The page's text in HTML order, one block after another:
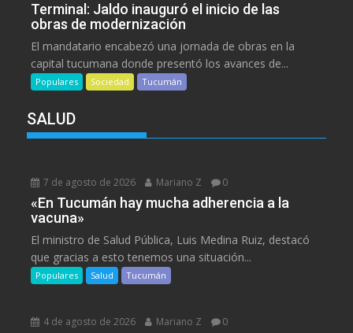
Terminal: Jaldo inauguró el inicio de las
obras de modernización
El mandatario encabezó una jornada de obras en la
capital tucumana donde presentó los avances de...
Populares Sociedad Tucumán
SALUD
7 de agosto de 2026 Mariano Z 0
«En Tucumán hay mucha adherencia a la
vacuna»
El ministro de Salud Pública, Luis Medina Ruiz, destacó
que gracias a esto tenemos una situación...
Populares Salud Tucumán
4 de agosto de 2026 Mariano Z 0